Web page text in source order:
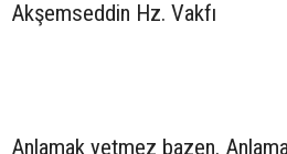
Akşemseddin Hz. Vakfı
Anlamak yetmez bazen.